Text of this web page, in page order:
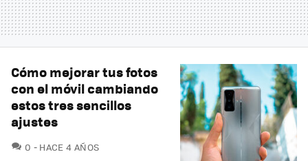
Cómo mejorar tus fotos
con el móvil cambiando
estos tres sencillos
ajustes
0 COMENTARIOS
HACE 4 AÑOS